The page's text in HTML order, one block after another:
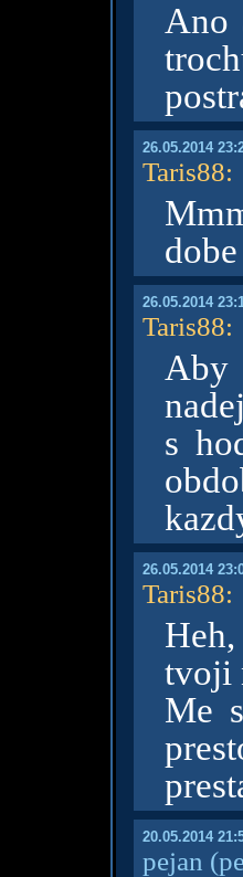
Ano
26.05.2014
Taris88:
26.05.2014
Taris88:
Aby
s
26.05.2014
Taris88:
tvoji
Me
20.05.2014
pejan